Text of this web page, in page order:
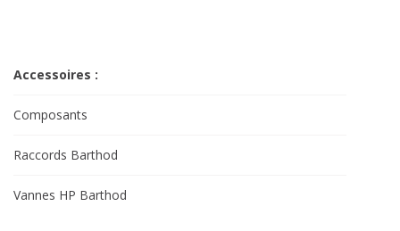
Accessoires :
Composants
Raccords Barthod
Vannes HP Barthod